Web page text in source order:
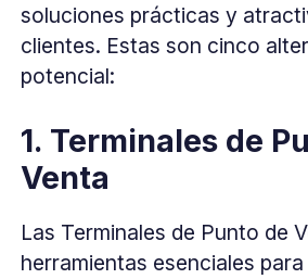
soluciones prácticas y
clientes. Estas son cinco
potencial:
1. Terminales de
Venta
Las Terminales de Punto de
herramientas esenciales